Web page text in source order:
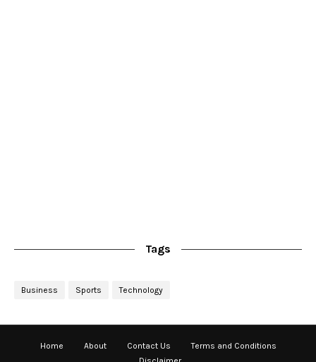
Tags
Business Sports Technology
Home About Contact Us
Terms and Conditions